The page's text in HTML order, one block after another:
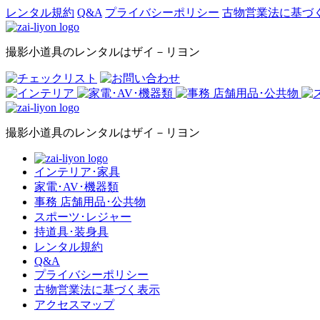
レンタル規約 Q&A プライバシーポリシー 古物営業法に基づ
撮影小道具のレンタルはザイ－リヨン
撮影小道具のレンタルはザイ－リヨン
インテリア･家具
家電･AV･機器類
事務 店舗用品･公共物
スポーツ･レジャー
持道具･装身具
レンタル規約
Q&A
プライバシーポリシー
古物営業法に基づく表示
アクセスマップ